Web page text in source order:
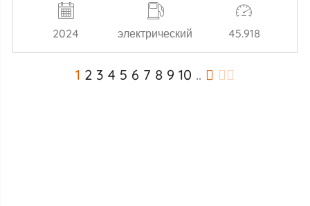
2024 электрический 45.918
1 2 3 4 5 6 7 8 9 10 ..